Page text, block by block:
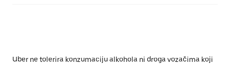
Uber ne tolerira konzumaciju alkohola ni droga vozačima koji